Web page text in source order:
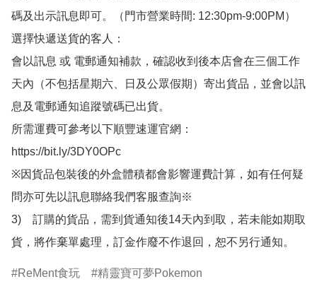
碼及出示訊息即可。（門市營業時間: 12:30pm-9:00PM）
選擇快遞送貨的客人：
會以訊息 或 電郵通知補款，確認收到後本店會在三個工作
天內（不包括星期六、日及公眾假期）寄出貨品，並會以訊
息及電郵通知追蹤號碼已出貨。
所需運費可參考以下順豐速運官網：
https://bit.ly/3DY0OPc
※因貨品包裝後的外盒體積都會影響運費計算，如有任何疑
問亦可先以訊息聯絡我們客服查詢※
3)　訂購的貨品，需到貨通知後14天內到取，若未能如期取
貨，將作棄單處理，訂金作廢不作退回，恕不另行通知。
ReMent食玩 精靈寶可夢Pokemon